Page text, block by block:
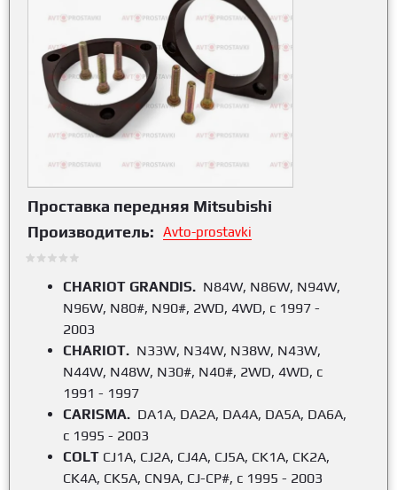
Проставка передняя Mitsubishi
Производитель:
Avto-prostavki
CHARIOT GRANDIS. N84W, N86W, N94W,
N96W, N80#, N90#, 2WD, 4WD, с 1997 -
2003
CHARIOT. N33W, N34W, N38W, N43W,
N44W, N48W, N30#, N40#, 2WD, 4WD, с
1991 - 1997
CARISMA. DA1A, DA2A, DA4A, DA5A, DA6A,
с 1995 - 2003
COLT CJ1A, CJ2A, CJ4A, CJ5A, CK1A, CK2A,
CK4A, CK5A, CN9A, CJ-CP#, с 1995 - 2003